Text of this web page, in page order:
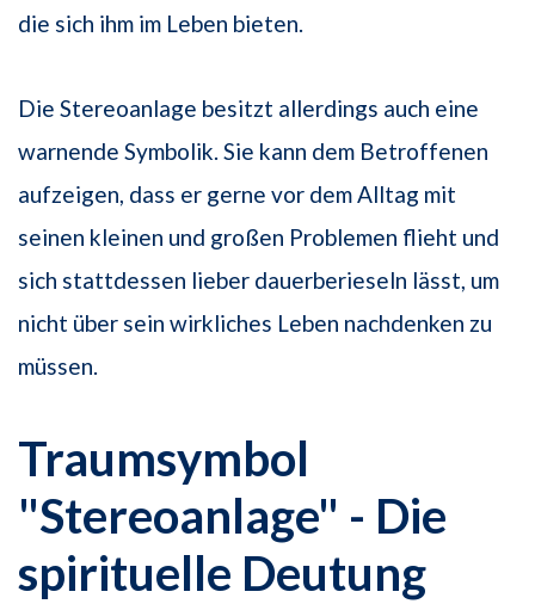
die sich ihm im Leben bieten.
Die Stereoanlage besitzt allerdings auch eine
warnende Symbolik. Sie kann dem Betroffenen
aufzeigen, dass er gerne vor dem Alltag mit
seinen kleinen und großen Problemen flieht und
sich stattdessen lieber dauerberieseln lässt, um
nicht über sein wirkliches Leben nachdenken zu
müssen.
Traumsymbol
"Stereoanlage" - Die
spirituelle Deutung